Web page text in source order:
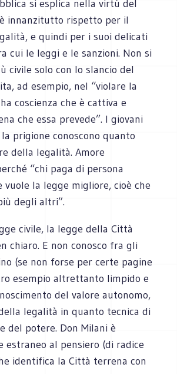
si esplica nella virtù del
innanzitutto rispetto per il
e quindi per i suoi delicati
cui le leggi e le sanzioni. Non si
civile solo con lo slancio del
ad esempio, nel “violare la
coscienza che è cattiva e
che essa prevede”. I giovani
prigione conoscono quanto
della legalità. Amore
“chi paga di persona
vuole la legge migliore, cioè che
degli altri”.
civile, la legge della Città
chiaro. E non conosco fra gli
(se non forse per certe pagine
esempio altrettanto limpido e
del valore autonomo,
legalità in quanto tecnica di
del potere. Don Milani è
estraneo al pensiero (di radice
identifica la Città terrena con